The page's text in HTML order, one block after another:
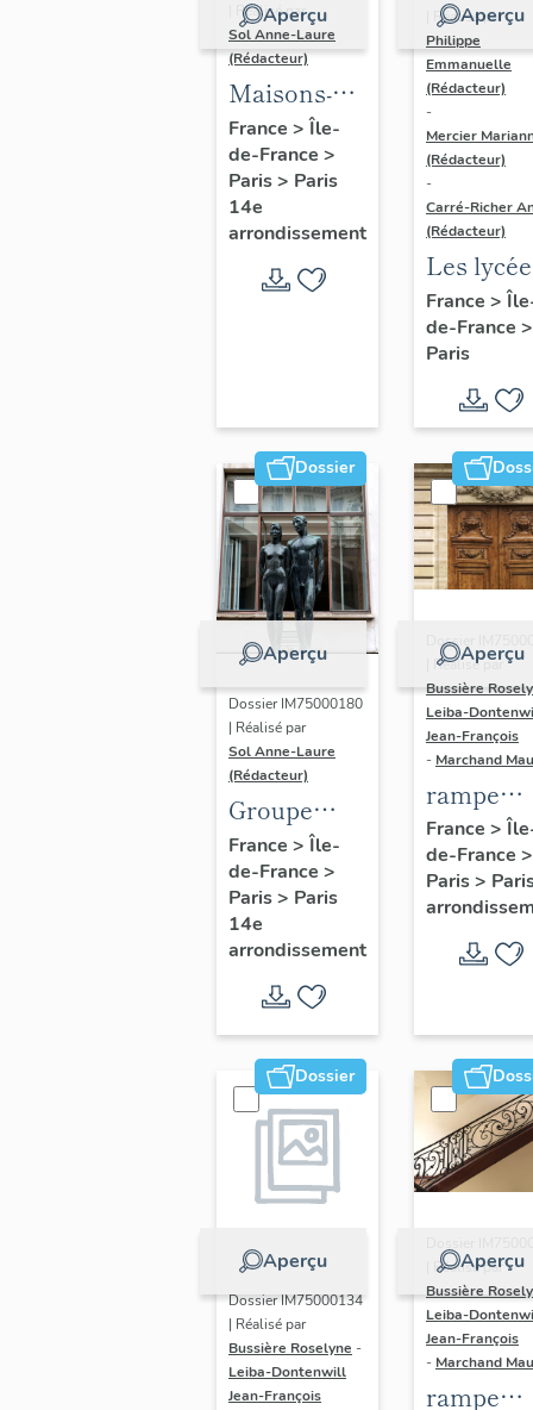
Aperçu
| Réalisé par
Sol Anne-Laure
(Rédacteur)
Maisons-
immeubles
France > Île-
de-France >
Paris> Paris
14e
arrondissement
Aperçu
| Réalisé par
Philippe
Emmanuelle
(Rédacteur)
-
Mercier
(Rédacteur)
-
Carré-Richer
(Rédacteur)
Les
Jean-
Dondel
Roger
Dhuit
France >
de-France >
Paris
Dossier
Aperçu
Dossier IM75000180
| Réalisé par
Sol Anne-Laure
(Rédacteur)
Groupe
sculpté :
Les
Adolescents
France > Île-
de-France >
Paris> Paris
14e
arrondissement
Aperçu
Dossier
| Réalisé par
Bussière
Leiba-
Jean-François
- Marchand
rampe
d'appui,
escalier
l' hôtel
(non
France >
de-France >
Paris>
Dossier
Aperçu
Dossier IM75000134
| Réalisé par
Bussière Roselyne -
Leiba-Dontenwill
Jean-François
Aperçu
| Réalisé par
Bussière
Leiba-
Jean-François
- Marchand
rampe